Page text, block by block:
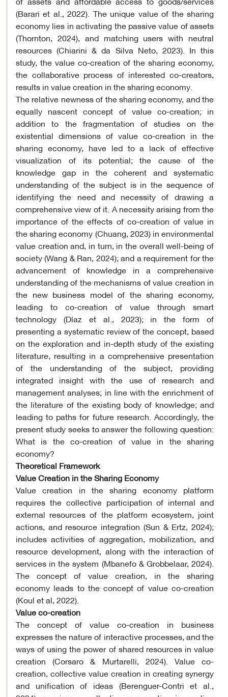
(Barari et al., 2022). The unique value of the sharing
economy lies in activating the passive value of assets
(Thornton, 2024), and matching users with neutral
resources (Chiarini & da Silva Neto, 2023). In this
study, the value co-creation of the sharing economy,
the collaborative process of interested co-creators,
results in value creation in the sharing economy.
The relative newness of the sharing economy, and the
equally nascent concept of value co-creation; in
addition to the fragmentation of studies on the
existential dimensions of value co-creation in the
sharing economy, have led to a lack of effective
visualization of its potential; the cause of the
knowledge gap in the coherent and systematic
understanding of the subject is in the sequence of
identifying the need and necessity of drawing a
comprehensive view of it. A necessity arising from the
importance of the effects of co-creation of value in
the sharing economy (Chuang, 2023) in environmental
value creation and, in turn, in the overall well-being of
society (Wang & Ran, 2024); and a requirement for the
advancement of knowledge in a comprehensive
understanding of the mechanisms of value creation in
the new business model of the sharing economy,
leading to co-creation of value through smart
technology (Díaz et al., 2023); in the form of
presenting a systematic review of the concept, based
on the exploration and in-depth study of the existing
literature, resulting in a comprehensive presentation
of the understanding of the subject, providing
integrated insight with the use of research and
management analyses; in line with the enrichment of
the literature of the existing body of knowledge; and
leading to paths for future research. Accordingly, the
present study seeks to answer the following question:
What is the co-creation of value in the sharing
economy?
Theoretical Framework
Value Creation in the Sharing Economy
Value creation in the sharing economy platform
requires the collective participation of internal and
external resources of the platform ecosystem, joint
actions, and resource integration (Sun & Ertz, 2024);
includes activities of aggregation, mobilization, and
resource development, along with the interaction of
services in the system (Mbanefo & Grobbelaar, 2024).
The concept of value creation, in the sharing
economy leads to the concept of value co-creation
(Koul et al, 2022).
Value co-creation
The concept of value co-creation in business
expresses the nature of interactive processes, and the
ways of using the power of shared resources in value
creation (Corsaro & Murtarelli, 2024). Value co-
creation, collective value creation in creating synergy
and unification of ideas (Berenguer-Contri et al.,